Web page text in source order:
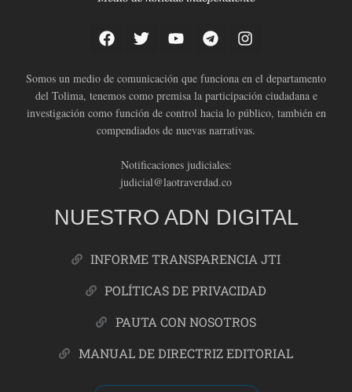
Somos un medio de comunicación que funciona en el departamento
del Tolima, tenemos como premisa la participación ciudadana e
investigación como función de control hacia lo público, también en
compendiados de nuevas narrativas.
Notificaciones judiciales:
judicial@laotraverdad.co
NUESTRO ADN DIGITAL
INFORME TRANSPARENCIA JTI
POLÍTICAS DE PRIVACIDAD
PAUTA CON NOSOTROS
MANUAL DE DIRECTRIZ EDITORIAL